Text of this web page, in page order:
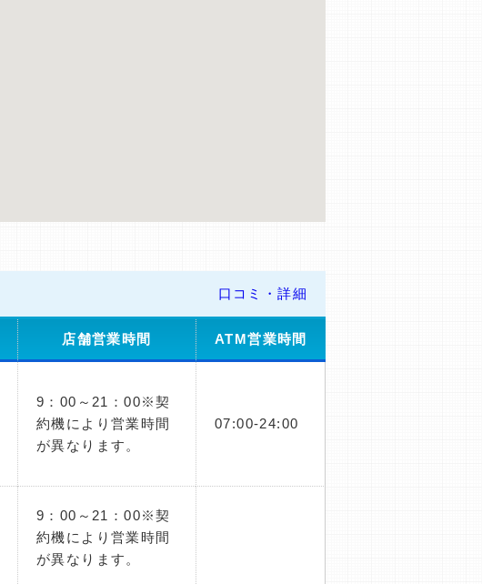
口コミ・詳細
店舗営業時間 ATM営業時間
9：00～21：00※契
約機により営業時間
が異なります。
07:00-24:00
9：00～21：00※契
約機により営業時間
が異なります。